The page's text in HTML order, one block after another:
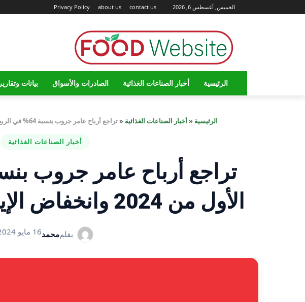
الخميس, أغسطس 6, 2026 Privacy Policy about us contact us
الرئيسية أخبار الصناعات الغذائية الصادرات والأسواق بيانات وتقارير
الرئيسية «أخبار الصناعات الغذائية «تراجع أرباح عامر جروب بنسبة 64% في الربع الأول من 2024 وانخفاض الإيرادات بنسبة 32%
أخبار الصناعات الغذائية
الأول من 2024 وانخفاض الإيرادات بنسبة 32%
بقلممحمد16 مايو 2024